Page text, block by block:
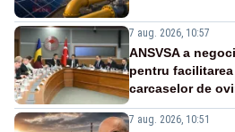
7 aug. 2026, 10:57
ANSVSA a
pentru
carcaselor de
7 aug. 2026, 10:51